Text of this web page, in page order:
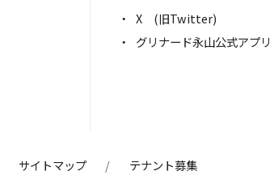
X (旧Twitter)
グリナード永山公式アプリ
サイトマップ テナント募集